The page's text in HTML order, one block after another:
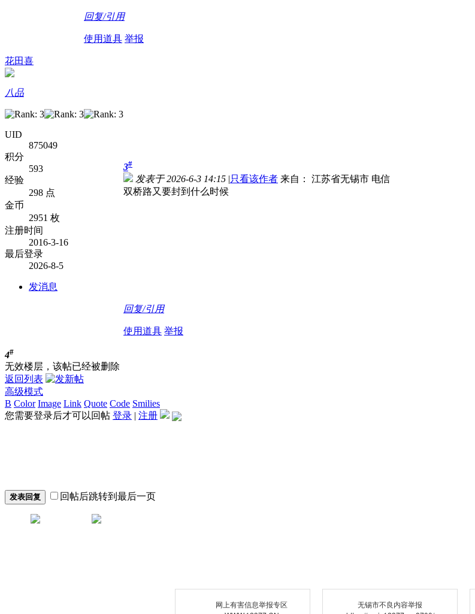
回复/引用
使用道具 举报
花田喜
八品
UID
875049
积分
593
经验
298 点
金币
2951 枚
注册时间
2016-3-16
最后登录
2026-8-5
发消息
3#
发表于 2026-6-3 14:15 |只看该作者 来自： 江苏省无锡市 电信
双桥路又要封到什么时候
回复/引用
使用道具 举报
4#
无效楼层，该帖已经被删除
返回列表
高级模式
B Color Image Link Quote Code Smilies
您需要登录后才可以回帖 登录 | 注册
发表回复 回帖后跳转到最后一页
网上有害信息举报专区
无锡市不良内容举报